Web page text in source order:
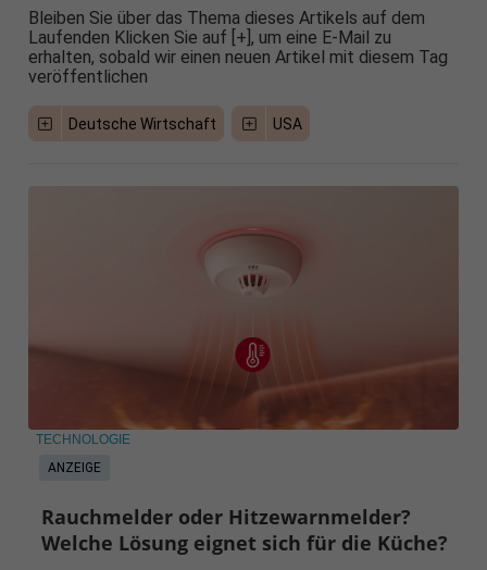
Bleiben Sie über das Thema dieses Artikels auf dem
Laufenden Klicken Sie auf [+], um eine E-Mail zu
erhalten, sobald wir einen neuen Artikel mit diesem Tag
veröffentlichen
Deutsche Wirtschaft USA
ANZEIGE
TECHNOLOGIE
Rauchmelder oder Hitzewarnmelder?
Welche Lösung eignet sich für die Küche?